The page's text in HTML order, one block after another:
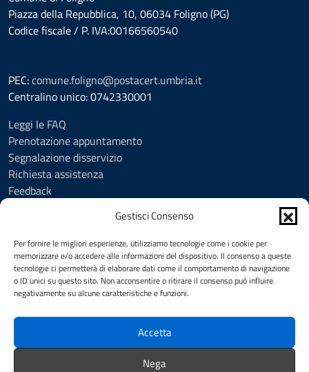
Gestisci Consenso
Per fornire le migliori esperienze, utilizziamo tecnologie come i cookie per
memorizzare e/o accedere alle informazioni del dispositivo. Il consenso a queste
tecnologie ci permetterà di elaborare dati come il comportamento di navigazione
o ID unici su questo sito. Non acconsentire o ritirare il consenso può influire
negativamente su alcune caratteristiche e funzioni.
Accetta
Nega
Piazza della Repubblica, 10, 06034 Foligno (PG)
Codice fiscale / P. IVA:00166560540
PEC:comune.foligno@postacert.umbria.it
Centralino unico: 0742330001
Leggi le FAQ
Prenotazione appuntamento
Segnalazione disservizio
Richiesta assistenza
Feedback
Informativa privacy
Cookie Policy (UE)
Social Media Policy
Note legali
SEGUICI SU